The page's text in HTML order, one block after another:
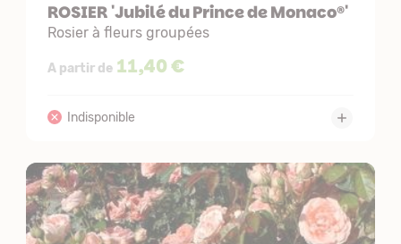
ROSIER 'Jubilé du Prince de Monaco®'
Rosier à fleurs groupées
A partir de 11,40 €